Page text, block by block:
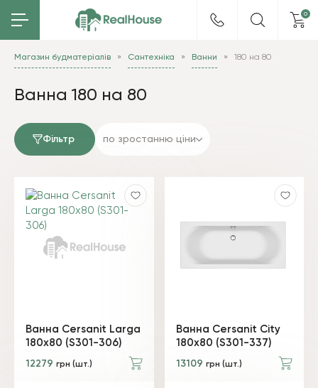
0
Магазин будматеріалів Сантехніка Ванни 180 на 80
Ванна 180 на 80
Фільтр по зростанню ціни
Ванна Cersanit Larga
180x80 (S301-306)
12279 грн (шт.)
Ванна Cersanit City
180x80 (S301-337)
13109 грн (шт.)